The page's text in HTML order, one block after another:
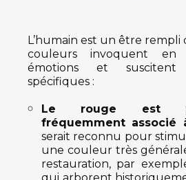
L’humain est un être rempli
couleurs invoquent en
émotions et suscitent
spécifiques :
Le rouge est
fréquemment associé
serait reconnu pour
une couleur très
restauration, par